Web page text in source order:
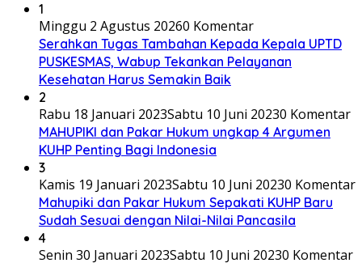
1
Minggu 2 Agustus 20260 Komentar
Serahkan Tugas Tambahan Kepada Kepala UPTD
PUSKESMAS, Wabup Tekankan Pelayanan
Kesehatan Harus Semakin Baik
2
Rabu 18 Januari 2023Sabtu 10 Juni 20230 Komentar
MAHUPIKI dan Pakar Hukum ungkap 4 Argumen
KUHP Penting Bagi Indonesia
3
Kamis 19 Januari 2023Sabtu 10 Juni 20230 Komentar
Mahupiki dan Pakar Hukum Sepakati KUHP Baru
Sudah Sesuai dengan Nilai-Nilai Pancasila
4
Senin 30 Januari 2023Sabtu 10 Juni 20230 Komentar